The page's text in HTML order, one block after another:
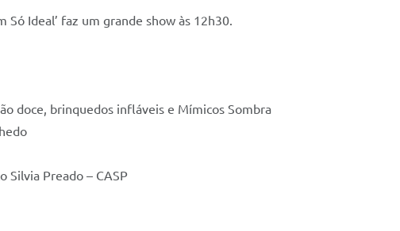
Só Ideal’ faz um grande show às 12h30.
doce, brinquedos infláveis e Mímicos Sombra
Silvia Preado – CASP